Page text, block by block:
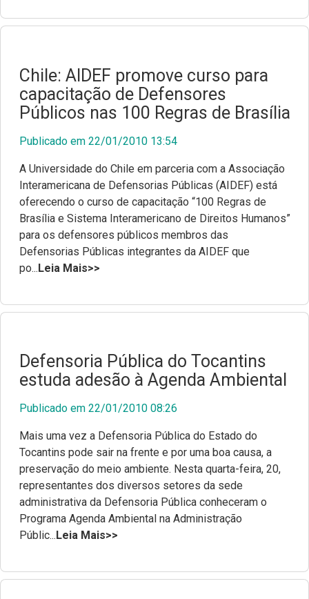
Chile: AIDEF promove curso para
capacitação de Defensores
Públicos nas 100 Regras de Brasília
Publicado em 22/01/2010 13:54
A Universidade do Chile em parceria com a Associação
Interamericana de Defensorias Públicas (AIDEF) está
oferecendo o curso de capacitação “100 Regras de
Brasília e Sistema Interamericano de Direitos Humanos”
para os defensores públicos membros das
Defensorias Públicas integrantes da AIDEF que
po...Leia Mais>>
Defensoria Pública do Tocantins
estuda adesão à Agenda Ambiental
Publicado em 22/01/2010 08:26
Mais uma vez a Defensoria Pública do Estado do
Tocantins pode sair na frente e por uma boa causa, a
preservação do meio ambiente. Nesta quarta-feira, 20,
representantes dos diversos setores da sede
administrativa da Defensoria Pública conheceram o
Programa Agenda Ambiental na Administração
Públic... Leia Mais>>